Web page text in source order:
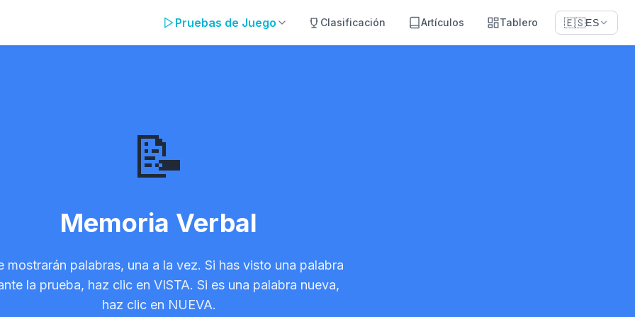
Pruebas de Juego Clasificación Artículos Tablero 🇪🇸ES
📝
Memoria Verbal
mostrarán palabras, una a la vez. Si has visto una palabra
la prueba, haz clic en VISTA. Si es una palabra nueva,
haz clic en NUEVA.